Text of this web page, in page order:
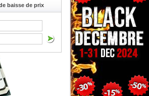
baisse de prix